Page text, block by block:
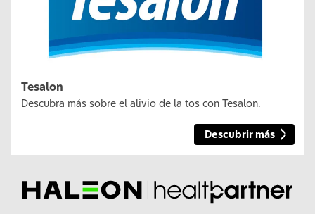
Tesalon
Descubra más sobre el alivio de la tos con Tesalon.
Descubrir más